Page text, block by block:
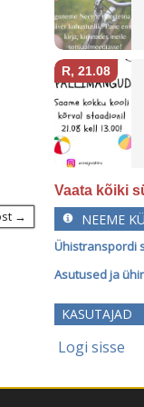
→
Vaata kõiki
NEEME
Ühistranspordi
Asutused ja
KASUTAJAD
Logi sisse